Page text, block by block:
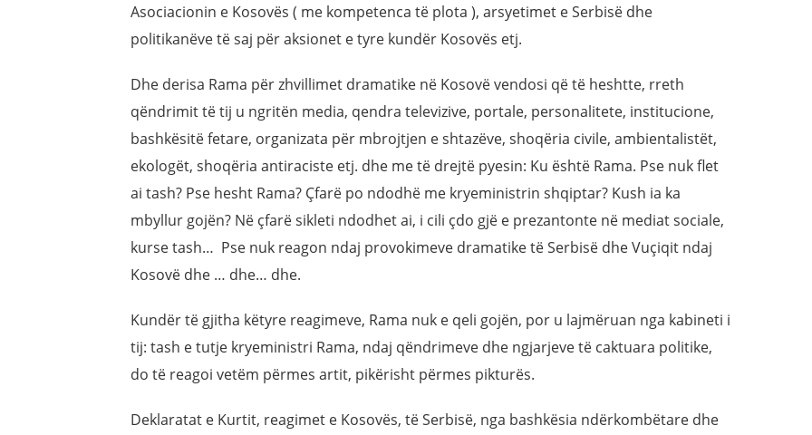
Asociacionin e Kosovës ( me kompetenca të plota ), arsyetimet e Serbisë dhe
politikanëve të saj për aksionet e tyre kundër Kosovës etj.
Dhe derisa Rama për zhvillimet dramatike në Kosovë vendosi që të heshtte, rreth
qëndrimit të tij u ngritën media, qendra televizive, portale, personalitete, institucione,
bashkësitë fetare, organizata për mbrojtjen e shtazëve, shoqëria civile, ambientalistët,
ekologët, shoqëria antiraciste etj. dhe me të drejtë pyesin: Ku është Rama. Pse nuk flet
ai tash? Pse hesht Rama? Çfarë po ndodhë me kryeministrin shqiptar? Kush ia ka
mbyllur gojën? Në çfarë sikleti ndodhet ai, i cili çdo gjë e prezantonte në mediat sociale,
kurse tash… Pse nuk reagon ndaj provokimeve dramatike të Serbisë dhe Vuçiqit ndaj
Kosovë dhe … dhe… dhe.
Kundër të gjitha këtyre reagimeve, Rama nuk e qeli gojën, por u lajmëruan nga kabineti i
tij: tash e tutje kryeministri Rama, ndaj qëndrimeve dhe ngjarjeve të caktuara politike,
do të reagoi vetëm përmes artit, pikërisht përmes pikturës.
Deklaratat e Kurtit, reagimet e Kosovës, të Serbisë, nga bashkësia ndërkombëtare dhe